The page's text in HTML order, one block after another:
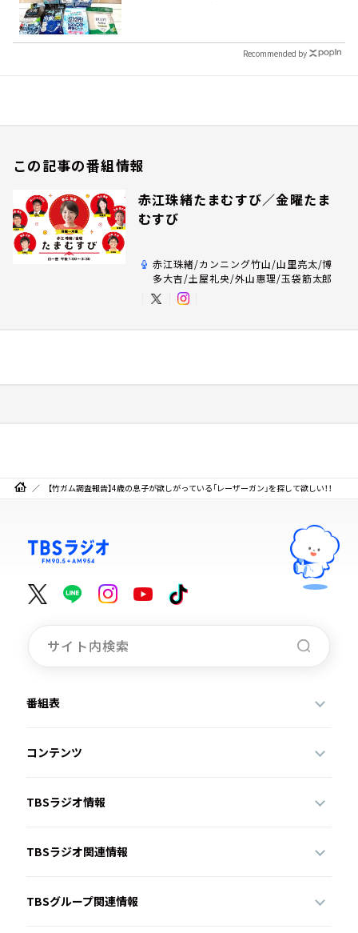
Recommended by
この記事の番組情報
赤江珠緒たまむすび／金曜たま
むすび
赤江珠緒/カンニング竹山/山里亮太/博
多大吉/土屋礼央/外山惠理/玉袋筋太郎
【竹ガム調査報告】4歳の息子が欲しがっている「レーザーガン」を探して欲しい！！
番組表
コンテンツ
TBSラジオ情報
TBSラジオ関連情報
TBSグループ関連情報